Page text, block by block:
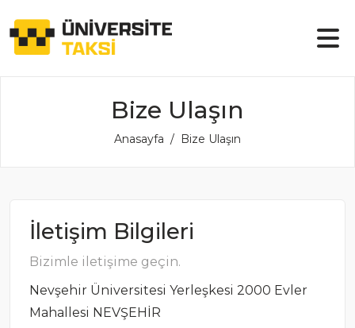
Bize Ulaşın
Anasayfa Bize Ulaşın
İletişim Bilgileri
Bizimle iletişime geçin.
Nevşehir Üniversitesi Yerleşkesi 2000 Evler
Mahallesi NEVŞEHİR